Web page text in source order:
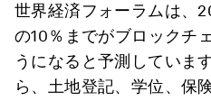
世界経済フォーラムは、
の10％までがブロックチ
うになると予測していま
ら、土地登記、学位、保